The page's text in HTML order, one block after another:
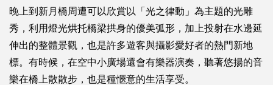
晚上到新月橋周遭可以欣賞以「光之律動」為主題的光雕
秀，利用燈光烘托橋梁拱身的優美弧形，加上投射在水邊延
伸出的整體景觀，也是許多遊客與攝影愛好者的熱門新地
標。有時候，在空中小廣場還會有樂器演奏，聽著悠揚的音
樂在橋上散散步，也是種愜意的生活享受。